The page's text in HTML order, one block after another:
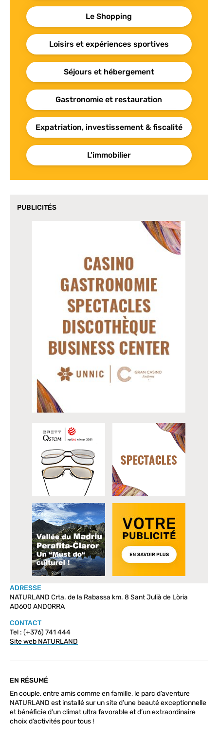
ADRESSE
NATURLAND Crta. de la Rabassa km. 8 Sant Julià de Lòria
AD600 ANDORRA
CONTACT
Tel : (+376) 741 444
Site web NATURLAND
EN RÉSUMÉ
En couple, entre amis comme en famille, le parc d’aventure
NATURLAND est installé sur un site d’une beauté exceptionnelle
et bénéficie d’un climat ultra favorable et d’un extraordinaire
choix d’activités pour tous !
Le Shopping
Loisirs et expériences sportives
Séjours et hébergement
Gastronomie et restauration
Expatriation, investissement & fiscalité
L’immobilier
PUBLICITÉS